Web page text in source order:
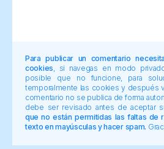
Para publicar un comentario
cookies , si navegas en modo
posible que no funcione, para
temporalmente las cookies y después
comentario no se publica de forma
debe ser revisado antes de aceptar
que no están permitidas las faltas de
texto en mayúsculas y hacer spam.